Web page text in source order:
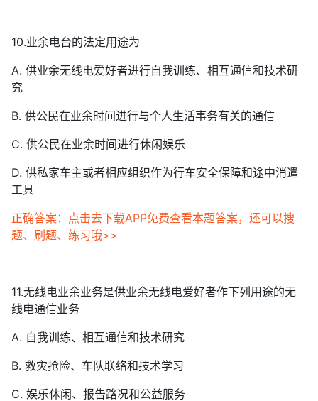
10.业余电台的法定用途为
A. 供业余无线电爱好者进行自我训练、相互通信和技术研
究
B. 供公民在业余时间进行与个人生活事务有关的通信
C. 供公民在业余时间进行休闲娱乐
D. 供私家车主或者相应组织作为行车安全保障和途中消遣
工具
正确答案：点击去下载APP免费查看本题答案，还可以搜
题、刷题、练习哦>>
11.无线电业余业务是供业余无线电爱好者作下列用途的无
线电通信业务
A. 自我训练、相互通信和技术研究
B. 救灾抢险、车队联络和技术学习
C. 娱乐休闲、报告路况和公益服务